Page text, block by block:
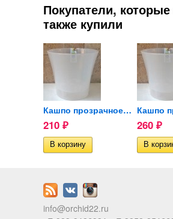
Покупатели,
также купили
Кашпо прозрачное двойное...
210 ₽ 260 ₽
info@orchid22.ru